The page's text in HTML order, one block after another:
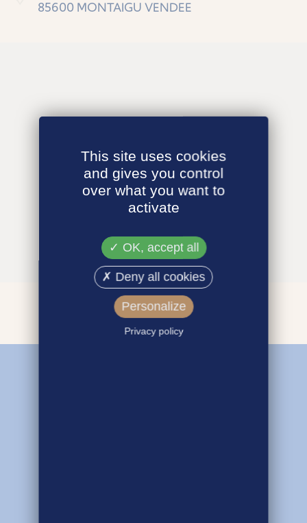
85600 MONTAIGU VENDEE
This site uses cookies
and gives you control
over what you want to
activate
OK, accept all
Deny all cookies
Personalize
Privacy policy